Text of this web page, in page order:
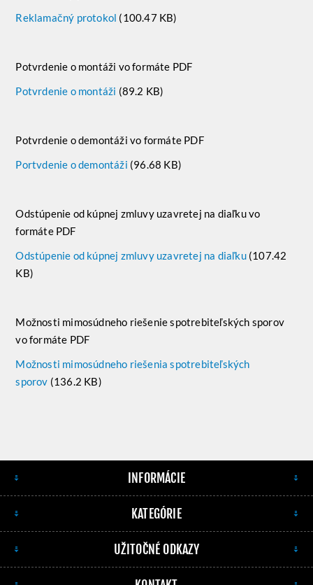
Reklamačný protokol (100.47 KB)
Potvrdenie o montáži vo formáte PDF
Potvrdenie o montáži (89.2 KB)
Potvrdenie o demontáži vo formáte PDF
Portvdenie o demontáži (96.68 KB)
Odstúpenie od kúpnej zmluvy uzavretej na diaľku vo
formáte PDF
Odstúpenie od kúpnej zmluvy uzavretej na diaľku(107.42
KB)
Možnosti mimosúdneho riešenie spotrebiteľských sporov
vo formáte PDF
Možnosti mimosúdneho riešenia spotrebiteľských
sporov (136.2 KB)
INFORMÁCIE
KATEGÓRIE
UŽITOČNÉ ODKAZY